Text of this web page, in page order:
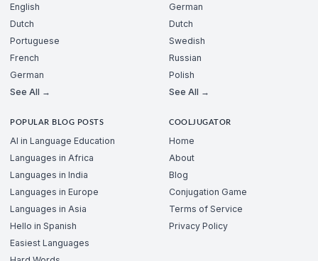
English
Dutch
Portuguese
French
German
See All →
German
Dutch
Swedish
Russian
Polish
See All →
POPULAR BLOG POSTS
AI in Language Education
Languages in Africa
Languages in India
Languages in Europe
Languages in Asia
Hello in Spanish
Easiest Languages
COOLJUGATOR
Home
About
Blog
Conjugation Game
Terms of Service
Privacy Policy